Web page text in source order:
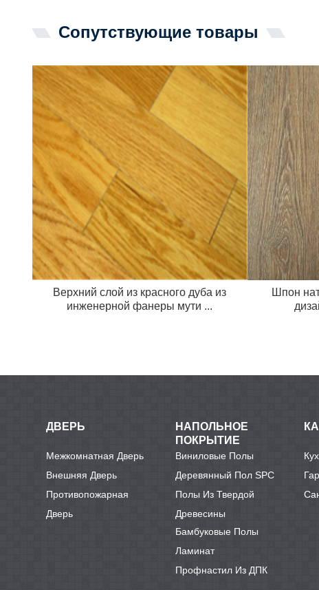
Сопутствующие товары
Верхний слой из красного дуба из
инженерной фанеры мути ...
Шпон
ДВЕРЬ
Межкомнатная Дверь
Внешняя Дверь
Противопожарная
Дверь
НАПОЛЬНОЕ
ПОКРЫТИЕ
Виниловые Полы
Деревянный Пол SPC
Полы Из Твердой
Древесины
Бамбуковые Полы
Ламинат
Профнастил Из ДПК